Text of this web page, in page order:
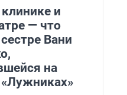
и
— что
Вани
на